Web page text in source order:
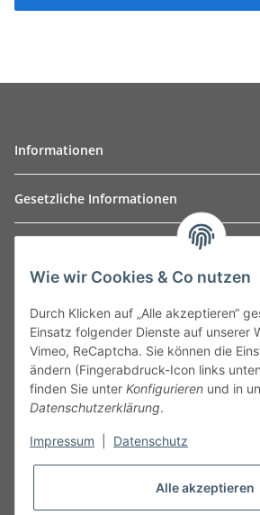
Informationen
Gesetzliche Informationen
Leibnizstraße 2a
Germany
Phone:+49 40 5287270
Fax:+49 40 5281050
Email:sales@tow-automotive.de
Wie wir Cookies & Co nutzen
Durch Klicken auf „Alle akzeptieren“
Einsatz folgender Dienste auf unserer
Vimeo, ReCaptcha. Sie können die
ändern (Fingerabdruck-Icon links
finden Sie unter Konfigurieren und in
Datenschutzerklärung.
Impressum Datenschutz
Alle akzeptieren